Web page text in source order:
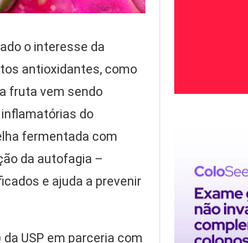
o interesse da
antioxidantes, como
fruta vem sendo
do
fermentada com
da autofagia –
e ajuda a prevenir
USP em parceria com